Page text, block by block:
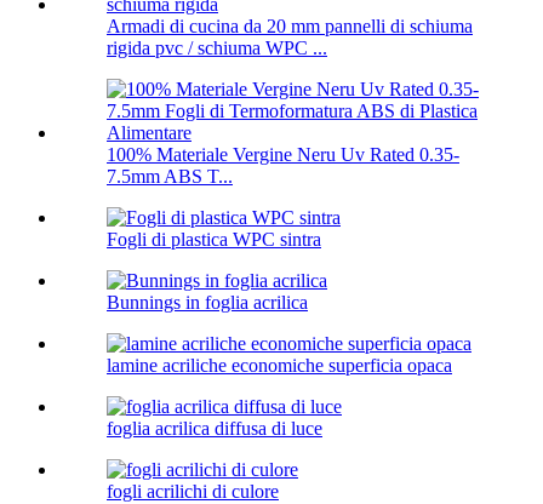
Armadi di cucina da 20 mm pannelli di schiuma
rigida pvc / schiuma WPC ...
100% Materiale Vergine Neru Uv Rated 0.35-
7.5mm ABS T...
Fogli di plastica WPC sintra
Bunnings in foglia acrilica
lamine acriliche economiche superficia opaca
foglia acrilica diffusa di luce
fogli acrilichi di culore